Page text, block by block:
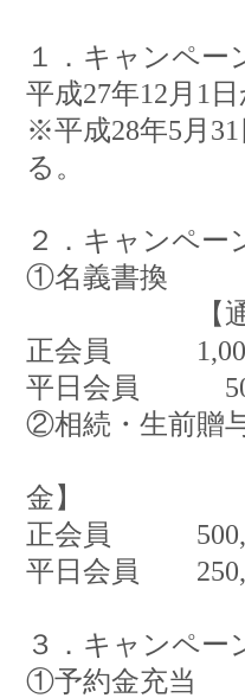
１．キャンペー
平成27年12月1
※平成28年5月
る。
２．キャンペー
①名義書換
【通常料
正会員
平日会員
②相続・生前贈
金】
正会員
平日会員
３．キャンペー
①予約金充当